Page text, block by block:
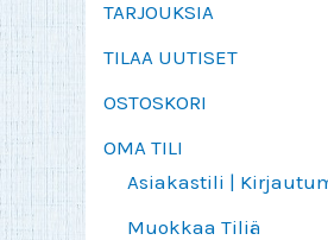
TARJOUKSIA
TILAA UUTISET
OSTOSKORI
OMA TILI
Asiakastili |
Muokkaa Tiliä